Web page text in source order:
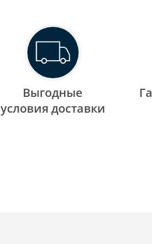
Выгодные
уcловия доставки